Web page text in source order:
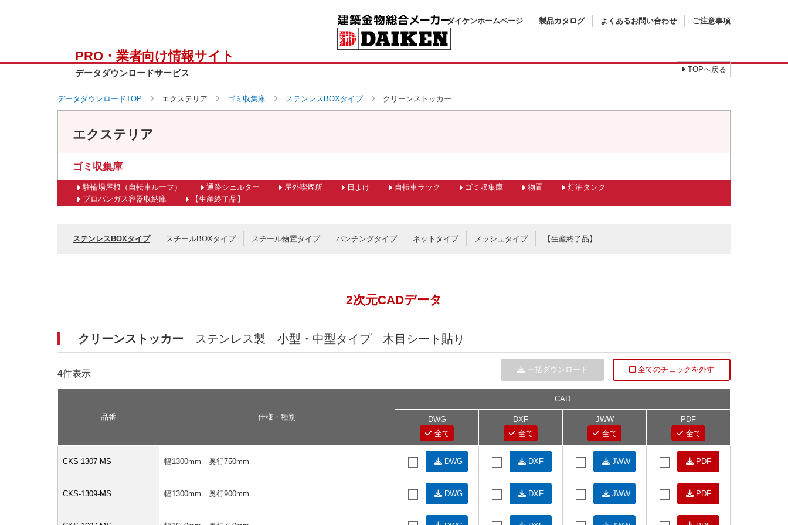
PRO・業者向け情報サイト
データダウンロードサービス
ダイケンホームページ 製品カタログ よくあるお問い合わせ ご注意事項
TOPへ戻る
データダウンロードTOP エクステリア ゴミ収集庫 ステンレスBOXタイプ クリーンストッカー
エクステリア
ゴミ収集庫
駐輪場屋根（自転車ルーフ） 通路シェルター 屋外喫煙所 日よけ 自転車ラック ゴミ収集庫 物置
灯油タンク
プロパンガス容器収納庫
【生産終了品】
ステンレスBOXタイプ スチールBOXタイプ スチール物置タイプ パンチングタイプ ネットタイプ メッシュタイプ 【生産終了品】
2次元CADデータ
クリーンストッカー ステンレス製 小型・中型タイプ 木目シート貼り
4件表示 一括ダウンロード 全てのチェックを外す
品番 仕様・種別
CAD
DWG
全て
DXF
全て
JWW
全て
PDF
全て
CKS-1307-MS 幅1300mm 奥行750mm DWG DXF JWW PDF
CKS-1309-MS 幅1300mm 奥行900mm DWG DXF JWW PDF